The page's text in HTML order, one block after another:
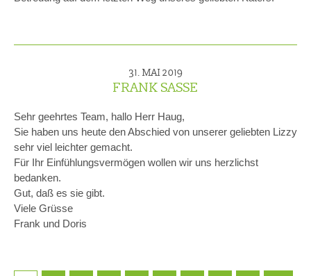
31. MAI 2019
FRANK SASSE
Sehr geehrtes Team, hallo Herr Haug,
Sie haben uns heute den Abschied von unserer geliebten Lizzy
sehr viel leichter gemacht.
Für Ihr Einfühlungsvermögen wollen wir uns herzlichst
bedanken.
Gut, daß es sie gibt.
Viele Grüsse
Frank und Doris